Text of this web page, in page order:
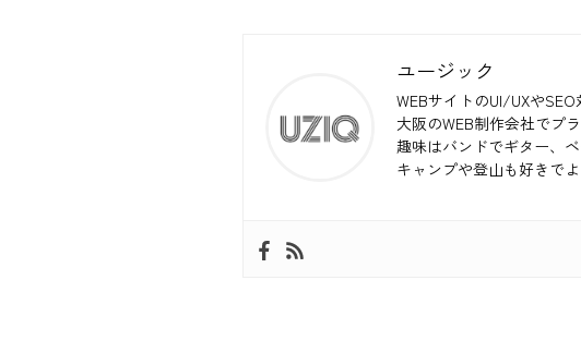
ユージック
WEBサイトのUI/UXやSEO
大阪のWEB制作会社でプ
趣味はバンドでギター、ベ
キャンプや登山も好きでよ